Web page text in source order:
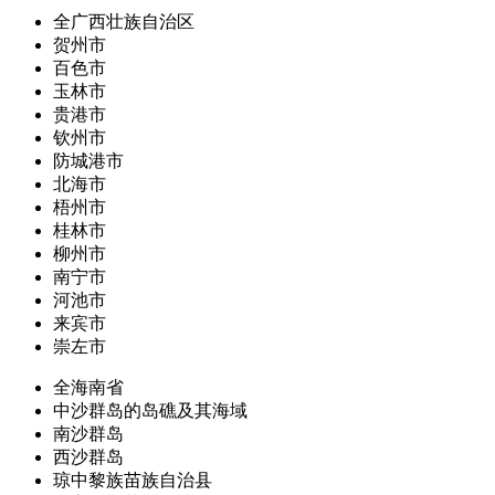
全广西壮族自治区
贺州市
百色市
玉林市
贵港市
钦州市
防城港市
北海市
梧州市
桂林市
柳州市
南宁市
河池市
来宾市
崇左市
全海南省
中沙群岛的岛礁及其海域
南沙群岛
西沙群岛
琼中黎族苗族自治县